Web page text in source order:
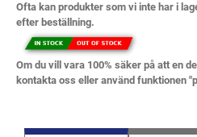
Ofta kan produkter som vi inte har i
efter beställning.
Om du vill vara 100% säker på att en
kontakta oss eller använd funktionen